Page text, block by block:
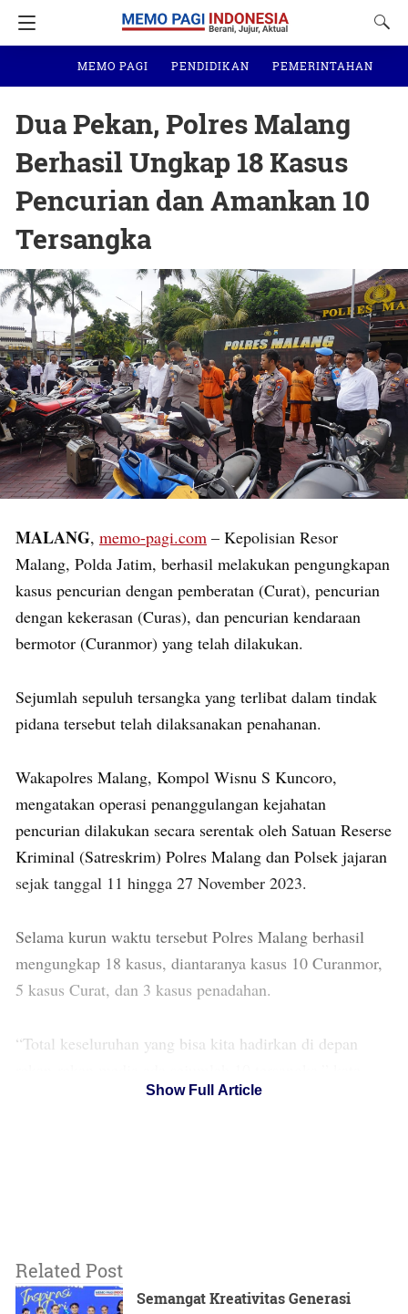
MEMO PAGI PENDIDIKAN PEMERINTAHAN
Dua Pekan, Polres Malang
Berhasil Ungkap 18 Kasus
Pencurian dan Amankan 10
Tersangka
MALANG, memo-pagi.com – Kepolisian Resor
Malang, Polda Jatim, berhasil melakukan pengungkapan
kasus pencurian dengan pemberatan (Curat), pencurian
dengan kekerasan (Curas), dan pencurian kendaraan
bermotor (Curanmor) yang telah dilakukan.
Sejumlah sepuluh tersangka yang terlibat dalam tindak
pidana tersebut telah dilaksanakan penahanan.
Wakapolres Malang, Kompol Wisnu S Kuncoro,
mengatakan operasi penanggulangan kejahatan
pencurian dilakukan secara serentak oleh Satuan Reserse
Kriminal (Satreskrim) Polres Malang dan Polsek jajaran
sejak tanggal 11 hingga 27 November 2023.
Selama kurun waktu tersebut Polres Malang berhasil
mengungkap 18 kasus, diantaranya kasus 10 Curanmor,
5 kasus Curat, dan 3 kasus penadahan.
“Total keseluruhan yang bisa kita hadirkan di depan
Kompol Wisnu saat pelaksanaan press conference di
2 tersangka penadahan.
Show Full Article
Related Post
Semangat Kreativitas Generasi